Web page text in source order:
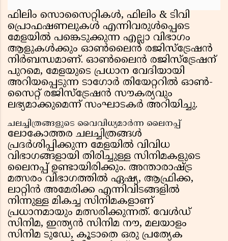
ഫിലിം സൊസൈറ്റികൾ, ഫിലിം & ടിവി
പ്രൊഫഷണലുകൾ എന്നിവരുൾപ്പെടെ
മേളയിൽ പങ്കെടുക്കുന്ന എല്ലാ വിഭാഗം
ആളുകൾക്കും ഓൺലൈൻ രജിസ്ട്രേഷൻ
നിർബന്ധമാണ്. ഓൺലൈൻ രജിസ്ട്രേഷന്
പുറമെ, മേളയുടെ പ്രധാന വേദിയായി
അറിയപ്പെടുന്ന ടാഗോർ തിയേറ്ററിൽ ഓൺ-
സൈറ്റ് രജിസ്ട്രേഷൻ സൗകര്യവും
ലഭ്യമാക്കുമെന്ന് സംഘാടകർ അറിയിച്ചു.
ചലച്ചിത്രങ്ങളുടെ വൈവിധ്യമാർന്ന ലൈനപ്പ്
ലോകോത്തര ചലച്ചിത്രങ്ങൾ
പ്രദർശിപ്പിക്കുന്ന മേളയിൽ വിവിധ
വിഭാഗങ്ങളായി തിരിച്ചുള്ള സിനിമകളുടെ
ലൈനപ്പ് ഉണ്ടായിരിക്കും. അന്താരാഷ്ട്ര
മത്സരം വിഭാഗത്തിൽ ഏഷ്യ, ആഫ്രിക്ക,
ലാറ്റിൻ അമേരിക്ക എന്നിവിടങ്ങളിൽ
നിന്നുള്ള മികച്ച സിനിമകളാണ്
പ്രധാനമായും മത്സരിക്കുന്നത്. വേൾഡ്
സിനിമ, ഇന്ത്യൻ സിനിമ നൗ, മലയാളം
സിനിമ ടുഡേ, കൂടാതെ ഒരു പ്രത്യേക